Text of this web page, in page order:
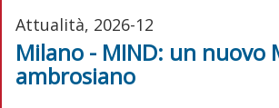
Attualità, 2026-12
Milano - MIND: un nuovo
ambrosiano